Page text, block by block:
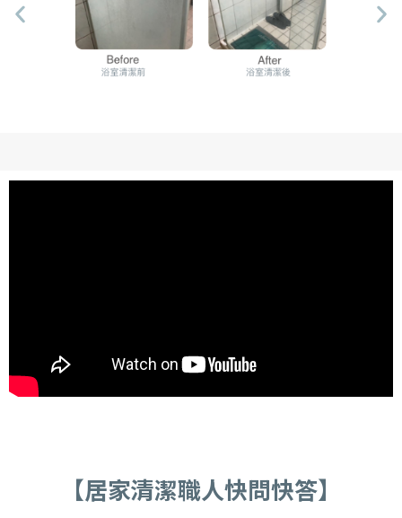
【居家清潔職人快問快答】